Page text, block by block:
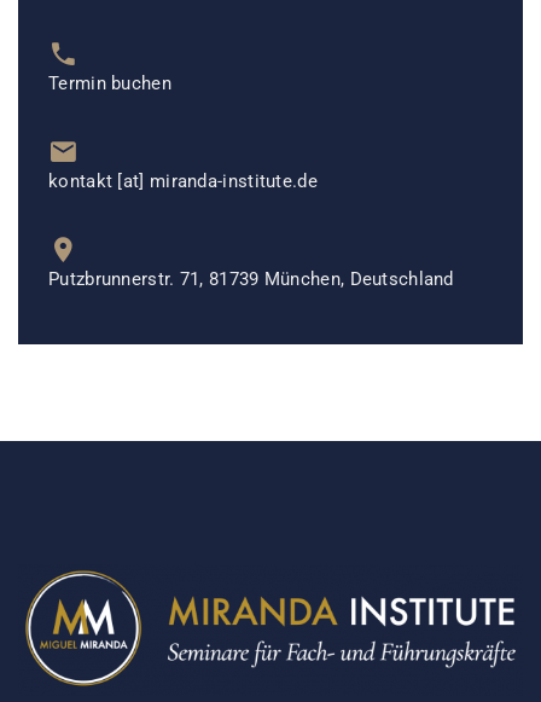
Termin buchen
kontakt [at] miranda-institute.de
Putzbrunnerstr. 71, 81739 München, Deutschland